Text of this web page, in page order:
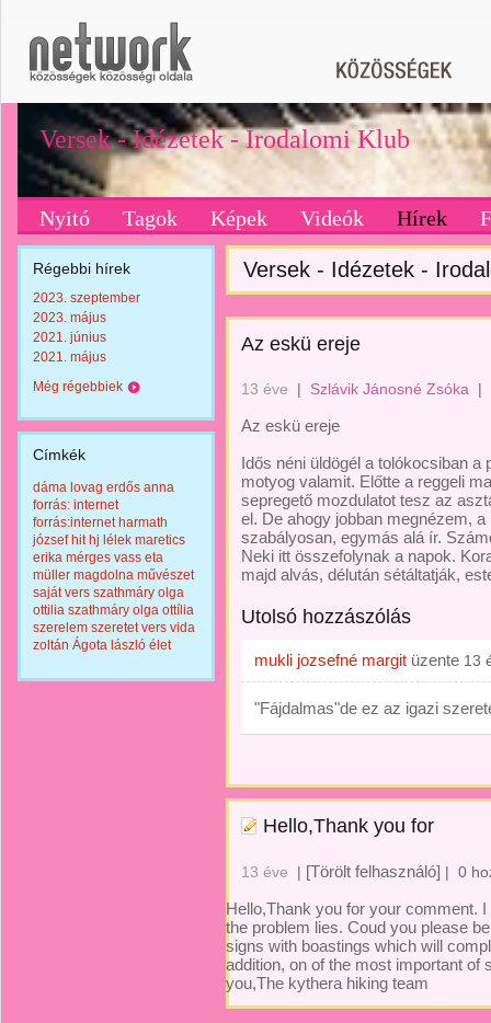
Versek - Idézetek - Irodalomi Klub
Nyitó Tagok Képek Videók Hírek
Régebbi hírek
2023. szeptember
2023. május
2021. június
2021. május
Még régebbiek
Címkék
dáma lovag erdős anna
forrás: internet
forrás:internet harmath
józsef hit hj lélek maretics
erika mérges vass eta
müller magdolna művészet
saját vers szathmáry olga
ottilia szathmáry olga ottília
szerelem szeretet vers vida
zoltán Ágota lászló élet
Versek - Idézetek -
Az eskü ereje
13 éve | Szlávik Jánosné Zsóka |
Az eskü ereje
Idős néni üldögél a tolókocsiban
motyog valamit. Előtte a reggeli
sepregető mozdulatot tesz az
el. De ahogy jobban megnézem,
szabályosan, egymás alá ír.
Neki itt összefolynak a napok.
majd alvás, délután sétáltatják,
Utolsó hozzászólás
mukli jozsefné margit üzente 13
"Fájdalmas"de ez az igazi
Hello,Thank you for
13 éve | [Törölt felhasználó] | 0
Hello,Thank you for your comment.
the problem lies. Coud you please
signs with boastings which will
addition, on of the most important of
you,The kythera hiking team